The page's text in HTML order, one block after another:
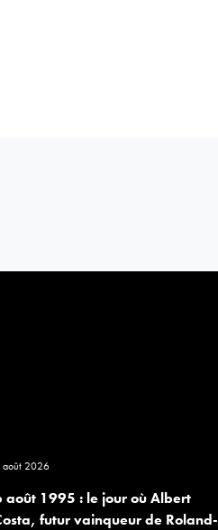
août 2026
août 1995 : le jour où Albert
futur vainqueur de Roland-